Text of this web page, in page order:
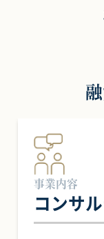
事業内容
コンサ